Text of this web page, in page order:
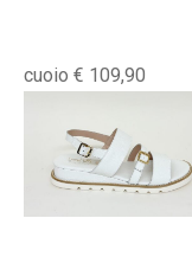
cuoio € 109,90